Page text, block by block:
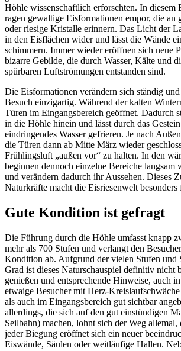
Höhle wissenschaftlich erforschten. In diesem
ragen gewaltige Eisformationen empor, die an
oder riesige Kristalle erinnern. Das Licht der
in den Eisflächen wider und lässt die Wände
schimmern. Immer wieder eröffnen sich neue
bizarre Gebilde, die durch Wasser, Kälte und
spürbaren Luftströmungen entstanden sind.
Die Eisformationen verändern sich ständig und
Besuch einzigartig. Während der kalten
Türen im Eingangsbereich geöffnet. Dadurch
in die Höhle hinein und lässt durch das
eindringendes Wasser gefrieren. Je nach
die Türen dann ab Mitte März wieder
Frühlingsluft „außen vor“ zu halten. In den
beginnen dennoch einzelne Bereiche langsam
und verändern dadurch ihr Aussehen. Dieses
Naturkräfte macht die Eisriesenwelt besonders
Gute Kondition ist gefragt
Die Führung durch die Höhle umfasst knapp
mehr als 700 Stufen und verlangt den
Kondition ab. Aufgrund der vielen Stufen und
Grad ist dieses Naturschauspiel definitiv nicht
genießen und entsprechende Hinweise, auch
etwaige Besucher mit Herz-
als auch im Eingangsbereich gut sichtbar
allerdings, die sich auf den gut einstündigen
Seilbahn) machen, lohnt sich der Weg allemal,
jeder Biegung eröffnet sich ein neuer
Eiswände, Säulen oder weitläufige Hallen.